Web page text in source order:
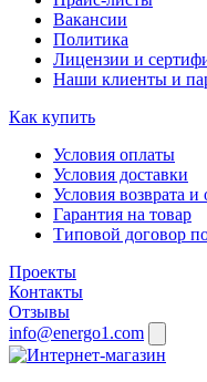
Вакансии
Политика
Лицензии и
Наши клиенты и
Как купить
Условия оплаты
Условия доставки
Условия возврата и
Гарантия на товар
Типовой договор
Проекты
Контакты
Отзывы
info@energo1.com